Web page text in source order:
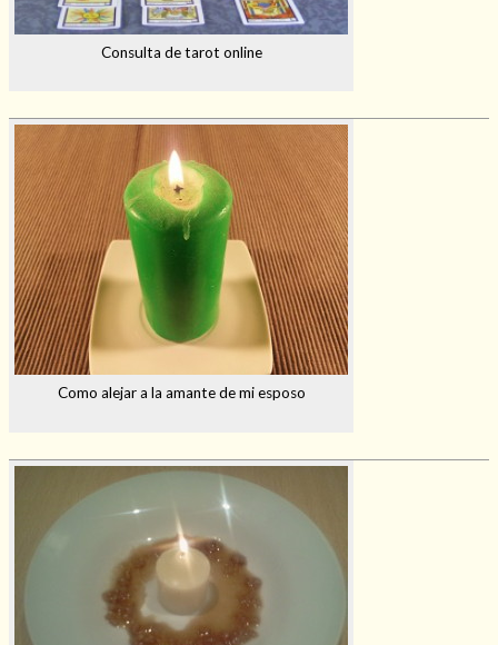
Consulta de tarot online
Como alejar a la amante de mi esposo